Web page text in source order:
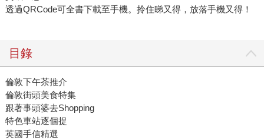
透過QRCode可全書下載至手機。拎住睇又得，放落手機又得！
目錄
倫敦下午茶推介
倫敦街頭美食特集
跟著事頭婆去Shopping
特色車站逐個捉
英國手信精選